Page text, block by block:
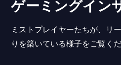
ゲーミングイン
ミストプレイヤーたちが、リ
りを築いている様子をご覧くだ